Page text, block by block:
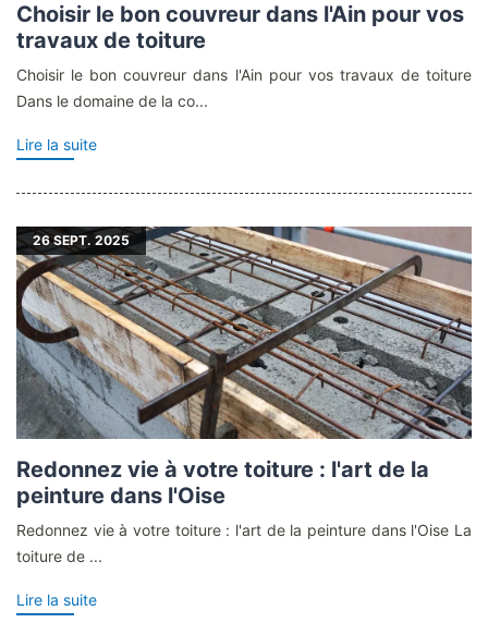
Choisir le bon couvreur dans l'Ain pour vos
travaux de toiture
Choisir le bon couvreur dans l'Ain pour vos travaux de toiture
Dans le domaine de la co...
Lire la suite
26SEPT. 2025
Redonnez vie à votre toiture : l'art de la
peinture dans l'Oise
Redonnez vie à votre toiture : l'art de la peinture dans l'Oise La
toiture de ...
Lire la suite